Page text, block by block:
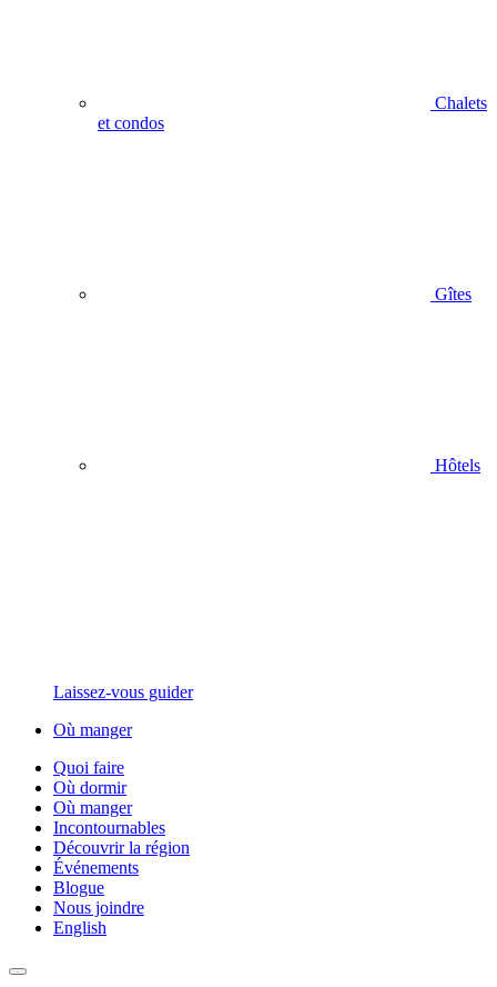
Chalets
et condos
Gîtes
Hôtels
Laissez-vous guider
Où manger
Quoi faire
Où dormir
Où manger
Incontournables
Découvrir la région
Événements
Blogue
Nous joindre
English